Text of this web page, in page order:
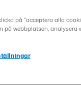
API
på "acceptera alla
på webbplatsen,